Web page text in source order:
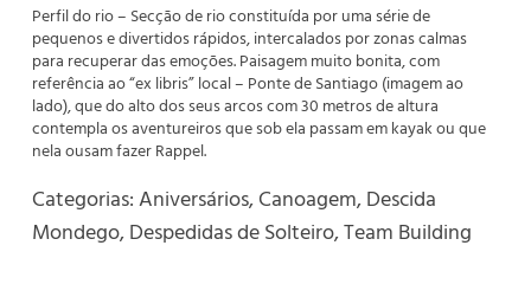
Perfil do rio – Secção de rio constituída por uma série de
pequenos e divertidos rápidos, intercalados por zonas calmas
para recuperar das emoções. Paisagem muito bonita, com
referência ao “ex libris” local – Ponte de Santiago (imagem ao
lado), que do alto dos seus arcos com 30 metros de altura
contempla os aventureiros que sob ela passam em kayak ou que
nela ousam fazer Rappel.
Categorias:Aniversários,Canoagem,Descida
Mondego,Despedidas de Solteiro,Team Building